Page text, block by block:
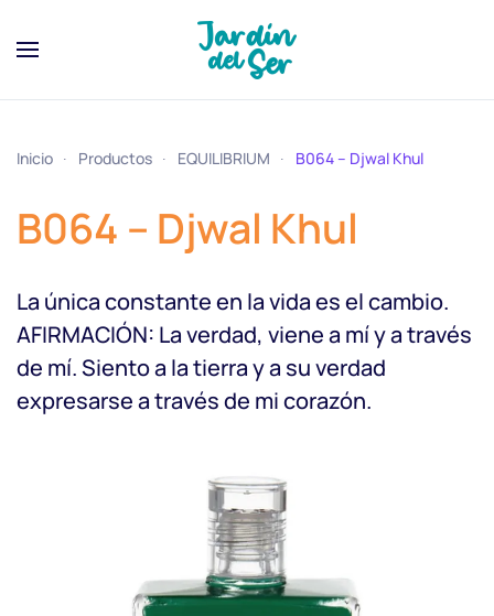
Inicio Productos EQUILIBRIUM B064 – Djwal Khul
B064 – Djwal Khul
La única constante en la vida es el cambio.
AFIRMACIÓN: La verdad, viene a mí y a través
de mí. Siento a la tierra y a su verdad
expresarse a través de mi corazón.